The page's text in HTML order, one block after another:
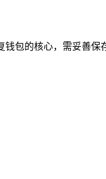
包的核心，需妥善保